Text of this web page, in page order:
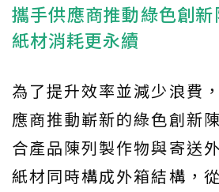
攜手供應商推動綠色創
紙材消耗更永續
為了提升效率並減少浪費
應商推動嶄新的綠色創新
合產品陳列製作物與寄送
紙材同時構成外箱結構，